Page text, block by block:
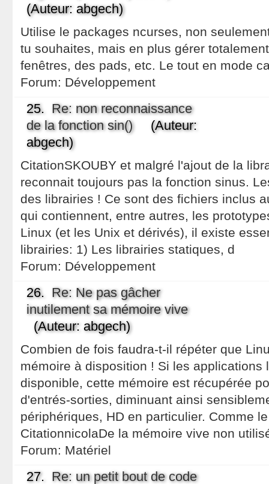
(Auteur: abgech)
Utilise le packages ncurses, non
tu souhaites, mais en plus gérer
fenêtres, des pads, etc. Le tout en mode
Forum: Développement
25. Re: non reconnaissance
de la fonction sin()(Auteur:
abgech)
CitationSKOUBY et malgré l'ajout de la
reconnait toujours pas la fonction sinus.
des librairies ! Ce sont des fichiers inclus
qui contiennent, entre autres, les
Linux (et les Unix et dérivés), il existe
librairies: 1) Les librairies statiques, d
Forum: Développement
26. Re: Ne pas gâcher
inutilement sa mémoire vive
(Auteur: abgech)
Combien de fois faudra-t-il répéter que
mémoire à disposition ! Si les applications
disponible, cette mémoire est récupérée
d'entrés-sorties, diminuant ainsi
périphériques, HD en particulier. Comme
CitationnicolaDe la mémoire vive non
Forum: Matériel
27. Re: un petit bout de code